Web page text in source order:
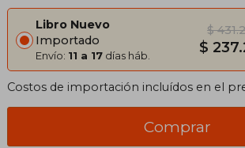
Libro Nuevo
Importado
Envío: 11 a 17 días háb.
$
$
Costos de importación incluídos en el
Comprar